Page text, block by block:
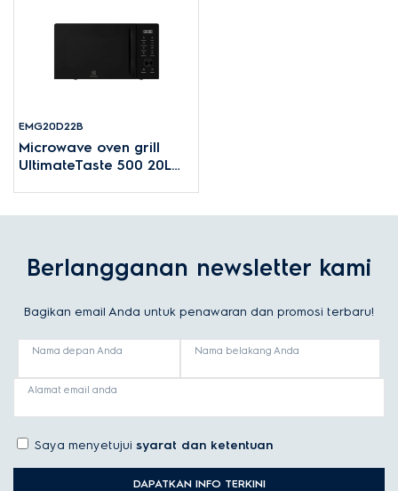
EMG20D22B
Microwave oven grill
UltimateTaste 500 20L
Berlangganan newsletter kami
Bagikan email Anda untuk penawaran dan promosi terbaru!
Nama depan Anda Nama belakang Anda
Alamat email anda
Saya menyetujui syarat dan ketentuan
DAPATKAN INFO TERKINI